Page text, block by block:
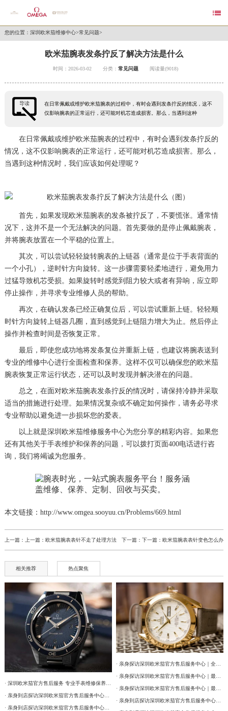

您的位置： 深圳欧米茄维修中心>常见问题>
欧米茄腕表发条拧反了解决方法是什么
时间：2026-03-02 分类： 常见问题 阅读量(9018)
导读
在日常佩戴或维护欧米茄腕表的过程中，有时会遇到发条拧反的情况，这不
仅影响腕表的正常运行，还可能对机芯造成损害。那么，当遇到这种
在日常佩戴或维护欧米茄腕表的过程中，有时会遇到发条拧反的
情况，这不仅影响腕表的正常运行，还可能对机芯造成损害。那么，
当遇到这种情况时，我们应该如何处理呢？
首先，如果发现欧米茄腕表的发条被拧反了，不要慌张。通常情
况下，这并不是一个无法解决的问题。首先要做的是停止佩戴腕表，
并将腕表放置在一个平稳的位置上。
其次，可以尝试轻轻旋转腕表的上链器（通常是位于手表背面的
一个小孔），逆时针方向旋转。这一步骤需要轻柔地进行，避免用力
过猛导致机芯受损。如果旋转时感觉到阻力较大或者有异响，应立即
停止操作，并寻求专业维修人员的帮助。
再次，在确认发条已经正确复位后，可以尝试重新上链。轻轻顺
时针方向旋转上链器几圈，直到感觉到上链阻力增大为止。然后停止
操作并检查时间是否恢复正常。
最后，即使您成功地将发条复位并重新上链，也建议将腕表送到
专业的维修中心进行全面检查和保养。这样不仅可以确保您的欧米茄
腕表恢复正常运行状态，还可以及时发现并解决潜在的问题。
总之，在面对欧米茄腕表发条拧反的情况时，请保持冷静并采取
适当的措施进行处理。如果情况复杂或不确定如何操作，请务必寻求
专业帮助以避免进一步损坏您的爱表。
以上就是深圳欧米茄维修服务中心为您分享的精彩内容。如果您
还有其他关于手表维护和保养的问题，可以拨打页面400电话进行咨
询，我们将竭诚为您服务。
本文链接：http://www.omgea.sooyuu.cn/Problems/669.html
上一篇：上一篇： 欧米茄腕表表针不走了处理方法 下一篇：下一篇：欧米茄腕表表针变色怎么办
相关推荐 热点聚焦
· 深圳欧米茄官方售后服务 专业手表维修保养权威公示（2026年7月最新）
· 亲身到店探访深圳欧米茄官方售后服务中心｜详细官方热线及维修地址（2026年7月最新）
· 亲身到店探访深圳欧米茄官方售后服务中心｜详细地址与售后服务电话（2026年7月最新）